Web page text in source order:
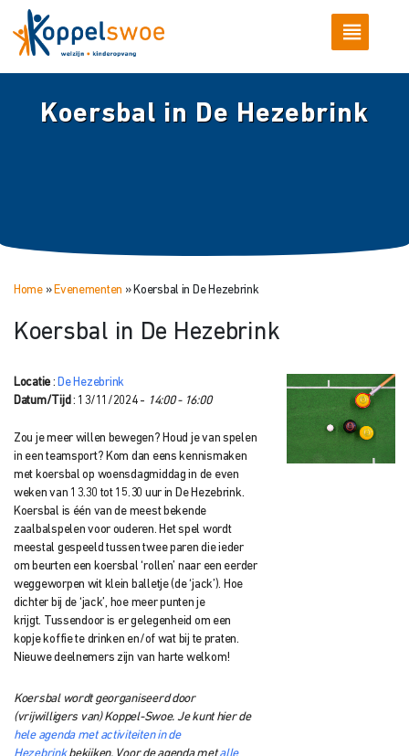
Koersbal in De Hezebrink
Home» Evenementen » Koersbal in De Hezebrink
Koersbal in De Hezebrink
Locatie : De Hezebrink
Datum/Tijd : 13/11/2024 - 14:00 - 16:00
Zou je meer willen bewegen? Houd je van spelen
in een teamsport? Kom dan eens kennismaken
met koersbal op woensdagmiddag in de even
weken van 13.30 tot 15.30 uur in De Hezebrink.
Koersbal is één van de meest bekende
zaalbalspelen voor ouderen.
Het spel wordt
meestal gespeeld tussen twee paren die ieder
om beurten een koersbal ‘rollen’ naar een eerder
weggeworpen wit klein balletje (de ‘jack’). Hoe
dichter bij de ‘jack’, hoe meer punten je
krijgt. Tussendoor is er gelegenheid om een
kopje koffie te drinken en/of wat bij te praten.
Nieuwe deelnemers zijn van harte welkom!
Koersbal wordt georganiseerd door
(vrijwilligers van) Koppel-Swoe. Je kunt hier de
hele agenda met activiteiten in de
Hezebrinkbekijken. Voor de agenda metalle